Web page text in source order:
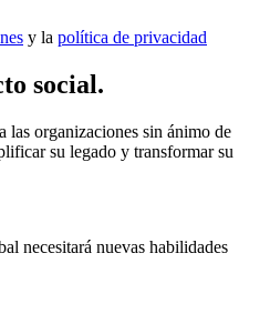
y la política de privacidad
social.
organizaciones sin ánimo de
su legado y transformar su
necesitará nuevas habilidades